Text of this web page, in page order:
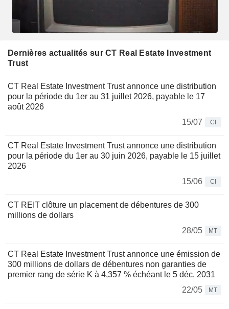
Dernières actualités sur CT Real Estate Investment
Trust
CT Real Estate Investment Trust annonce une distribution
pour la période du 1er au 31 juillet 2026, payable le 17
août 2026
15/07
CI
CT Real Estate Investment Trust annonce une distribution
pour la période du 1er au 30 juin 2026, payable le 15 juillet
2026
15/06
CI
CT REIT clôture un placement de débentures de 300
millions de dollars
28/05
MT
CT Real Estate Investment Trust annonce une émission de
300 millions de dollars de débentures non garanties de
premier rang de série K à 4,357 % échéant le 5 déc. 2031
22/05
MT